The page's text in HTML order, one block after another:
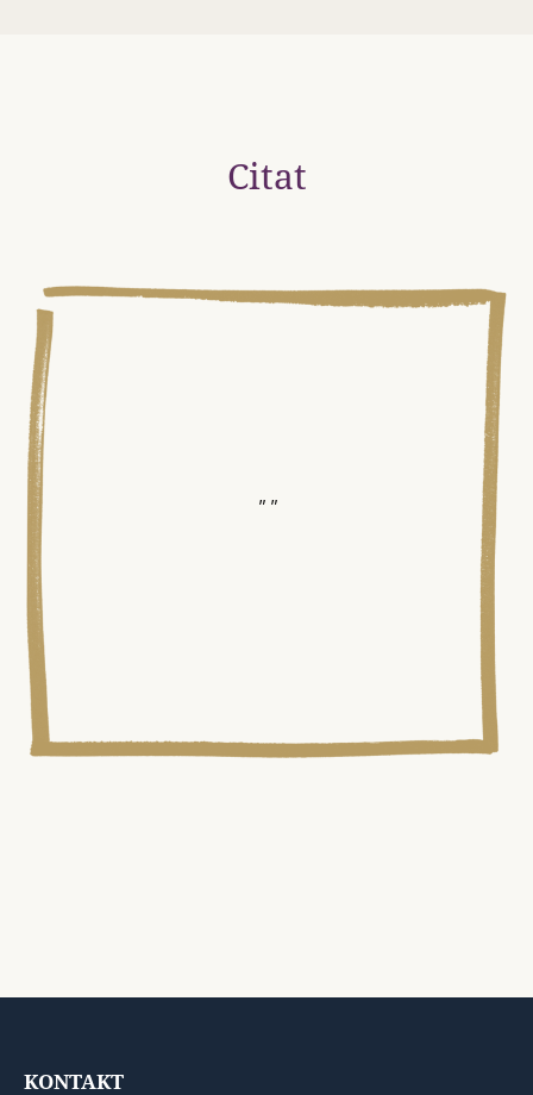
Citat
" "
KONTAKT